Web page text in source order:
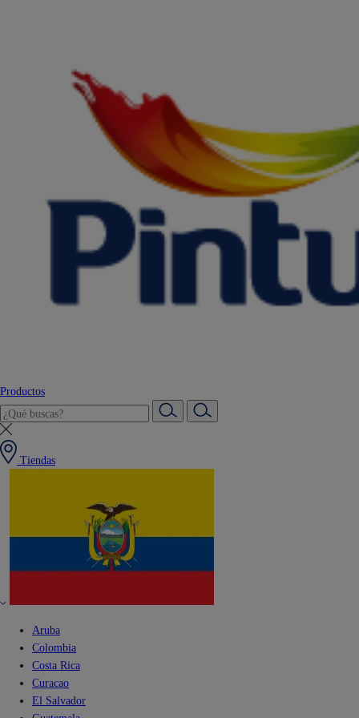
Productos
Tiendas
Aruba
Colombia
Costa Rica
Curacao
El Salvador